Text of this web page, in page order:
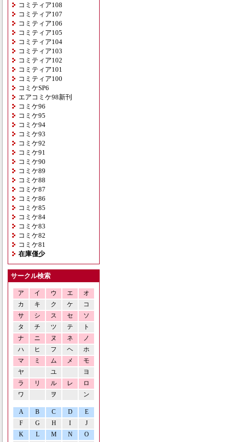
コミティア108
コミティア107
コミティア106
コミティア105
コミティア104
コミティア103
コミティア102
コミティア101
コミティア100
コミケSP6
エアコミケ98新刊
コミケ96
コミケ95
コミケ94
コミケ93
コミケ92
コミケ91
コミケ90
コミケ89
コミケ88
コミケ87
コミケ86
コミケ85
コミケ84
コミケ83
コミケ82
コミケ81
在庫僅少
サークル検索
ア イ ウ エ
オ
カ
キ ク ケ
コ
サ
シ ス セ
ソ
タ
チ ツ テ
ト
ナ
ニ ヌ ネ
ノ
ハ
ヒ フ ヘ
ホ
マ
ミ ム メ
モ
ヤ
ユ
ヨ
ラ
リ ル レ
ロ
ワ
ヲ ン
A B C D
E
F
G H I
J
K
L M N O